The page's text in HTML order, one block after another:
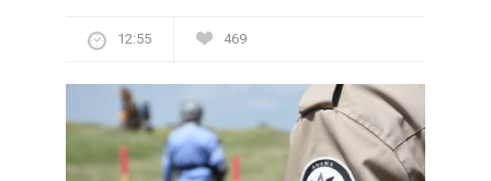
12:55 469